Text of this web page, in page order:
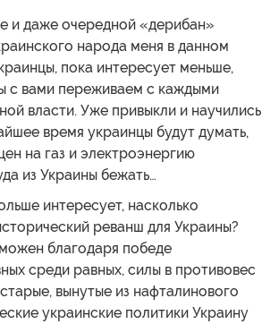
и даже очередной «дерибан»
народа меня в данном
пока интересует меньше,
с вами переживаем с каждыми
власти. Уже привыкли и научились
время украинцы будут думать,
на газ и электроэнергию
из Украины бежать…
интересует, насколько
реванш для Украины?
благодаря победе
среди равных, силы в противовес
вынутые из нафталинового
украинские политики Украину